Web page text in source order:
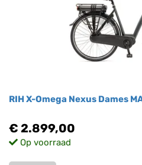
RIH X-Omega Nexus Dames
€ 2.899,00
Op voorraad